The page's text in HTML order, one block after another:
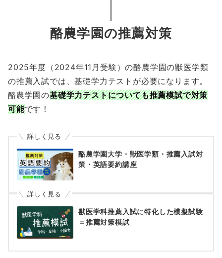
酪農学園の推薦対策
2025年度（2024年11月受験）の酪農学園の獣医学類
の推薦入試では、基礎学力テストが必要になります。
酪農学園の基礎学力テストについても推薦模試で対策
可能です！
詳しく見る
酪農学園大学・獣医学類・推薦入試対
策・英語要約講座
詳しく見る
獣医学科推薦入試に特化した模擬試験
＝推薦対策模試